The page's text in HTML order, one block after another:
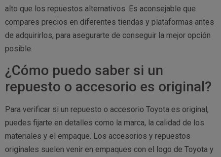
alto que los repuestos alternativos. Es aconsejable que
compares precios en diferentes tiendas y plataformas antes
de adquirirlos, para asegurarte de conseguir la mejor opción
posible.
¿Cómo puedo saber si un
repuesto o accesorio es original?
Para verificar si un repuesto o accesorio Toyota es original,
puedes fijarte en detalles como la marca, la calidad de los
materiales y el empaque. Los accesorios y repuestos
originales suelen venir en empaques con el logo de Toyota y